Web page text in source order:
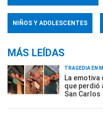
NIÑOS Y ADOLESCENTES
MÁS LEÍDAS
TRAGEDIA EN
La
que perdió
San Carlos